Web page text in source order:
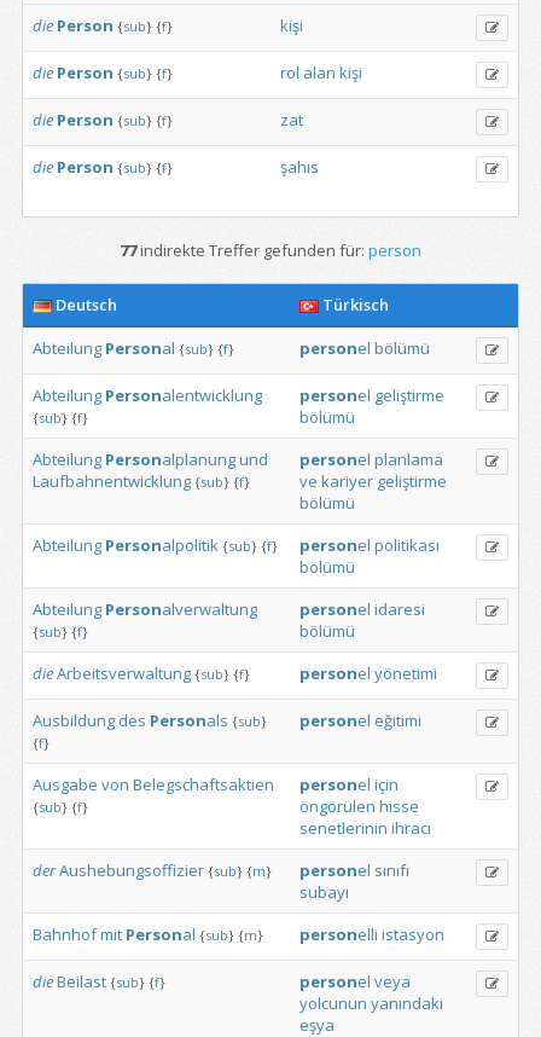
die Person {sub} {f} kişi
die Person {sub} {f} rol alan kişi
die Person {sub} {f} zat
die Person {sub} {f} şahıs
77indirekte Treffer gefunden für: person
Deutsch
Türkisch
Abteilung Personal {sub} {f} personel bölümü
Abteilung Personalentwicklung
{sub} {f}
personel geliştirme
bölümü
Abteilung Personalplanungund
Laufbahnentwicklung {sub} {f}
personel planlama
ve kariyer geliştirme
bölümü
Abteilung Personalpolitik {sub} {f} personel politikası
bölümü
Abteilung Personalverwaltung
{sub} {f}
personel idaresi
bölümü
dieArbeitsverwaltung {sub} {f} personel yönetimi
Ausbildung des Personals {sub}
{f}
personel eğitimi
Ausgabe von Belegschaftsaktien
{sub} {f}
personel için
öngörülen hisse
senetlerinin ihracı
derAushebungsoffizier {sub} {m} personel sınıfı
subayı
Bahnhofmit Personal {sub} {m} personelli istasyon
dieBeilast {sub} {f} personel veya
yolcunun yanındaki
eşya